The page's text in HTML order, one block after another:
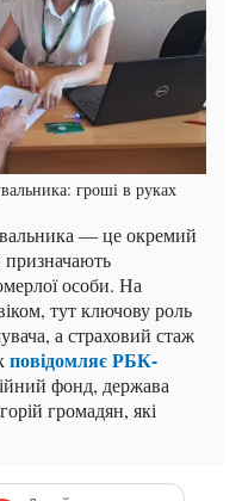
гроші в руках
— це окремий
особи. На
тут ключову роль
а страховий стаж
повідомляє РБК-
фонд, держава
громадян, які